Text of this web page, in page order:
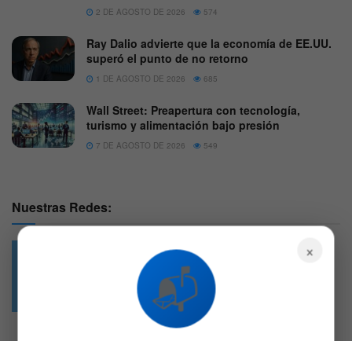
2 DE AGOSTO DE 2026 574
Ray Dalio advierte que la economía de EE.UU.
superó el punto de no retorno
1 DE AGOSTO DE 2026 685
Wall Street: Preapertura con tecnología,
turismo y alimentación bajo presión
7 DE AGOSTO DE 2026 549
Nuestras Redes:
4.7k
Followers
×
📬